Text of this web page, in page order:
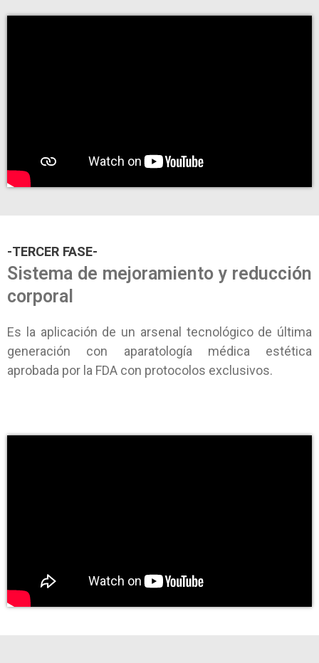
-TERCER FASE-
Sistema de mejoramiento y reducción
corporal
Es la aplicación de un arsenal tecnológico de última
generación con aparatología médica estética
aprobada por la FDA con protocolos exclusivos.